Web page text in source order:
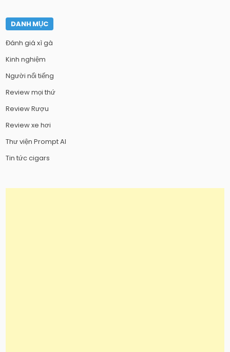
DANH MỤC
Đánh giá xì gà
Kinh nghiệm
Người nổi tiếng
Review mọi thứ
Review Rượu
Review xe hơi
Thư viện Prompt AI
Tin tức cigars